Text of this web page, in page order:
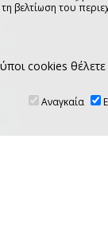
βελτίωση του
cookies
Αναγκαία